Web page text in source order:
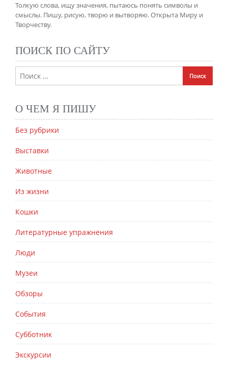
Толкую слова, ищу значения, пытаюсь понять символы и
смыслы. Пишу, рисую, творю и вытворяю. Открыта Миру и
Творчеству.
ПОИСК ПО САЙТУ
О ЧЕМ Я ПИШУ
Без рубрики
Выставки
Животные
Из жизни
Кошки
Литературные упражнения
Люди
Музеи
Обзоры
События
Субботник
Экскурсии